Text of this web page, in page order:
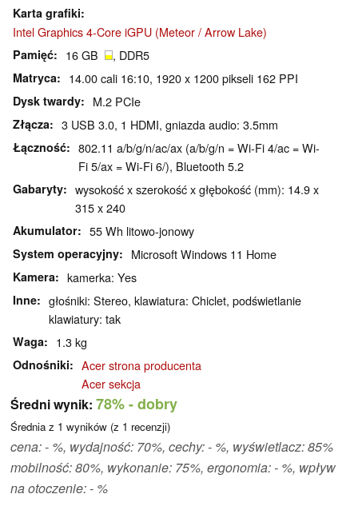
Karta grafiki
Intel Graphics 4-Core iGPU (Meteor / Arrow Lake)
Pamięć 16 GB , DDR5
Matryca 14.00 cali 16:10, 1920 x 1200 pikseli 162 PPI
Dysk twardy M.2 PCIe
Złącza 3 USB 3.0, 1 HDMI, gniazda audio: 3.5mm
Łączność
802.11 a/b/g/n/ac/ax (a/b/g/n = Wi-Fi 4/ac = Wi-
Fi 5/ax = Wi-Fi 6/), Bluetooth 5.2
Gabaryty
wysokość x szerokość x głębokość (mm): 14.9 x
315 x 240
Akumulator 55 Wh litowo-jonowy
System operacyjny Microsoft Windows 11 Home
Kamera kamerka: Yes
Inne
głośniki: Stereo, klawiatura: Chiclet, podświetlanie
klawiatury: tak
Waga 1.3 kg
Odnośniki
Acer strona producenta
Acer sekcja
Średni wynik: 78%- dobry
Średnia z 1 wyników (z 1 recenzji)
cena: - %, wydajność: 70%, cechy: - %, wyświetlacz: 85%
mobilność: 80%, wykonanie: 75%, ergonomia: - %, wpływ
na otoczenie: - %